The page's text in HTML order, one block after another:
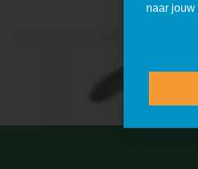
naar